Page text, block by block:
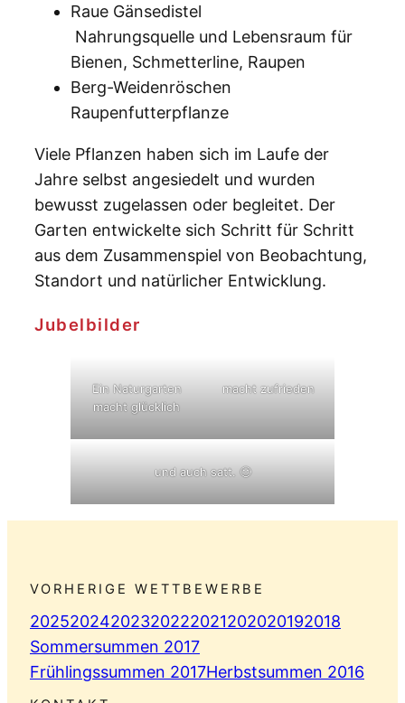
Raue Gänsedistel
Nahrungsquelle und Lebensraum für
Bienen, Schmetterline, Raupen
Berg-Weidenröschen
Raupenfutterpflanze
Viele Pflanzen haben sich im Laufe der
Jahre selbst angesiedelt und wurden
bewusst zugelassen oder begleitet. Der
Garten entwickelte sich Schritt für Schritt
aus dem Zusammenspiel von Beobachtung,
Standort und natürlicher Entwicklung.
Jubelbilder
Ein Naturgarten
macht glücklich
macht zufrieden
und auch satt. 🙂
VORHERIGE WETTBEWERBE
20252024202320222021202020192018
Sommersummen 2017
Frühlingssummen 2017Herbstsummen 2016